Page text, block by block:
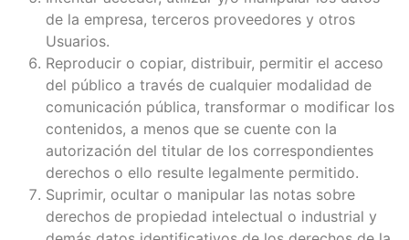
de la empresa, terceros proveedores y otros
Usuarios.
Reproducir o copiar, distribuir, permitir el acceso
del público a través de cualquier modalidad de
comunicación pública, transformar o modificar los
contenidos, a menos que se cuente con la
autorización del titular de los correspondientes
derechos o ello resulte legalmente permitido.
Suprimir, ocultar o manipular las notas sobre
derechos de propiedad intelectual o industrial y